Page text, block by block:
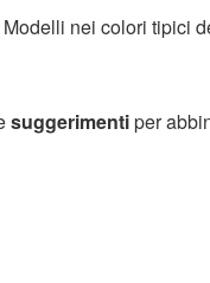
nei colori tipici
suggerimentiper